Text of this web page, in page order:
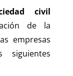
civil
de la
empresas
siguientes